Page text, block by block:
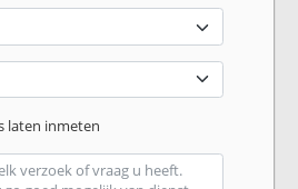
laten inmeten